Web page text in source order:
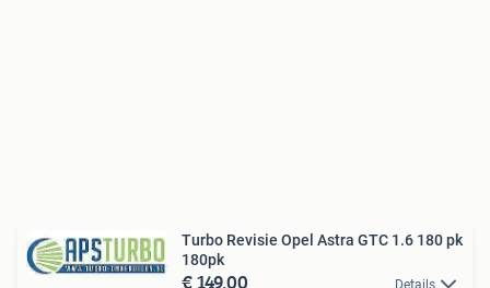
Turbo Revisie Opel Astra GTC 1.6 180 pk
180pk
€ 149,00 Details